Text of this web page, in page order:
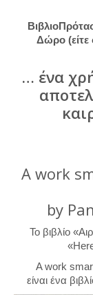
Δώρο (είτε
… ένα
A work
by
Το βιβλίο
A work
είναι ένα